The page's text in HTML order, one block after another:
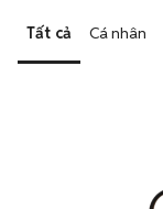
Tất cả Cá nhân